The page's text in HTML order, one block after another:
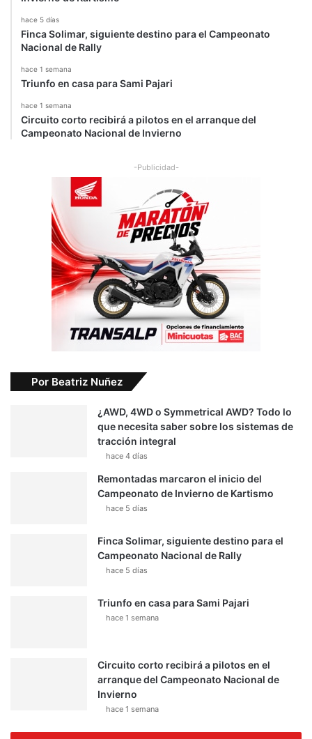
hace 5 días
Finca Solimar, siguiente destino para el Campeonato
Nacional de Rally
hace 1 semana
Triunfo en casa para Sami Pajari
hace 1 semana
Circuito corto recibirá a pilotos en el arranque del
Campeonato Nacional de Invierno
-Publicidad-
Por Beatriz Nuñez
¿AWD, 4WD o Symmetrical AWD? Todo lo
que necesita saber sobre los sistemas de
tracción integral
hace 4 días
Remontadas marcaron el inicio del
Campeonato de Invierno de Kartismo
hace 5 días
Finca Solimar, siguiente destino para el
Campeonato Nacional de Rally
hace 5 días
Triunfo en casa para Sami Pajari
hace 1 semana
Circuito corto recibirá a pilotos en el
arranque del Campeonato Nacional de
Invierno
hace 1 semana